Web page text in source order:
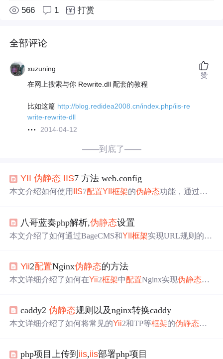
566 1 打赏
全部评论
xuzuning
在网上搜索与你 Rewrite.dll 配套的教程
比如这篇 http://blog.redidea2008.cn/index.php/iis-re
write-rewrite-dll
2014-04-12
赞
——到底了——
YII 伪静态 IIS7 方法 web.config
本文介绍如何使用 IIS7配置YII框架的伪静态功能，通过修
八哥蓝奏php解析,伪静态设置
本文介绍了如何通过BageCMS和YII框架实现URL规则的美
Yii2配置Nginx伪静态的方法
本文详细介绍了如何在Yii2框架中配置Nginx实现伪静态效
caddy2伪静态规则以及nginx转换caddy
本文详细介绍了如何将常见的Yii2和TP等框架的伪静态规
换工具帮助开发者快速进行配置迁移。
php项目上传到 iis,iis部署php项目